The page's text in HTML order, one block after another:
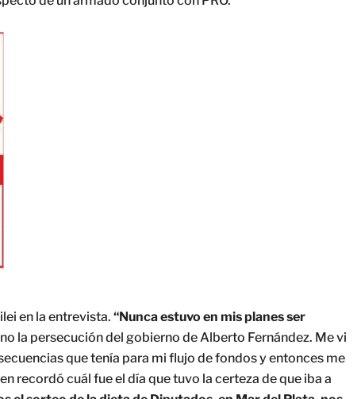
en la entrevista. “Nunca estuvo en mis planes ser
la persecución del gobierno de Alberto Fernández. Me vi
que tenía para mi flujo de fondos y entonces me
recordó cuál fue el día que tuvo la certeza de que iba a